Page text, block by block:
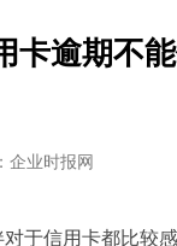
卡逾期不
企业时报网
于信用卡都比较